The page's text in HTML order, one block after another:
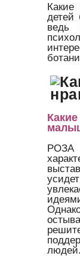
Какие
детей
ведь
РОЗА
людей.